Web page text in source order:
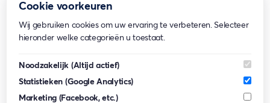
Cookie voorkeuren
Wij gebruiken cookies om uw ervaring te verbeteren. Selecteer
hieronder welke categorieën u toestaat.
Noodzakelijk (Altijd actief)
Statistieken (Google Analytics)
Marketing (Facebook, etc.)